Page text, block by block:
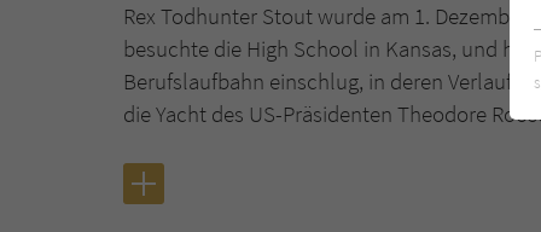
Rex Todhunter Stout wurde am 1. Dezember
besuchte die High School in Kansas, und
Berufslaufbahn einschlug, in deren Verlauf
die Yacht des US-Präsidenten Theodore